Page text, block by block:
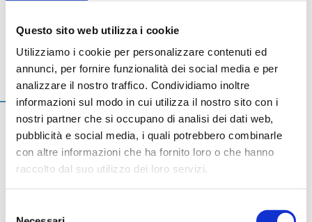
Questo sito web utilizza i cookie
Utilizziamo i cookie per personalizzare contenuti ed
annunci, per fornire funzionalità dei social media e per
analizzare il nostro traffico. Condividiamo inoltre
informazioni sul modo in cui utilizza il nostro sito con i
nostri partner che si occupano di analisi dei dati web,
pubblicità e social media, i quali potrebbero combinarle
con altre informazioni che ha fornito loro o che hanno
raccolto dal suo utilizzo dei loro servizi.
Ingenieri
A Rimini un cantiere di 1.200 mq al top con Danesi